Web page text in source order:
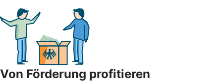
Von Förderung profitieren